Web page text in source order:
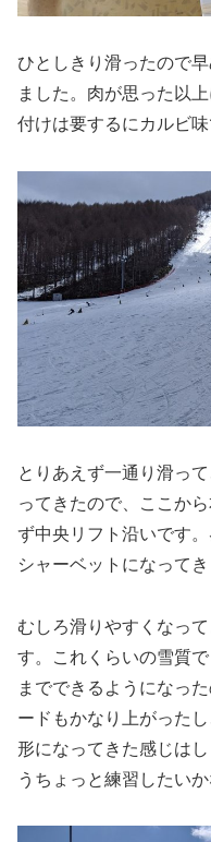
ひとしきり滑ったので
ました。肉が思った以
付けは要するにカルビ味
とりあえず一通り滑っ
ってきたので、ここか
ず中央リフト沿いです
シャーベットになってき
むしろ滑りやすくなっ
す。これくらいの雪質
までできるようになっ
ードもかなり上がった
形になってきた感じは
うちょっと練習したい